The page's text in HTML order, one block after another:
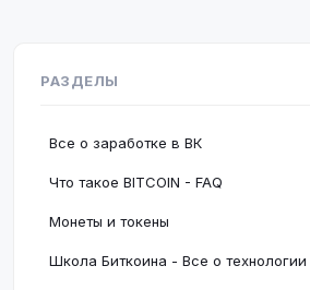
РАЗДЕЛЫ
Все о заработке в ВК
Что такое BITCOIN - FAQ
Монеты и токены
Школа Биткоина - Все о технологии